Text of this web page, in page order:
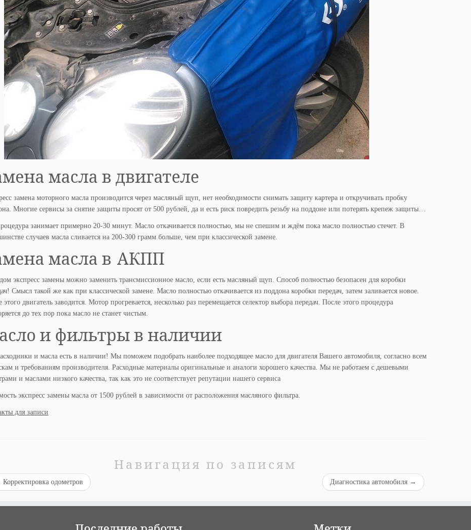
масла в двигателе
замена моторного масла производится через масляный щуп, нет необходимости снимать защиту картера и откручивать пробку
Многие сервисы за снятие защиты просят от 500 рублей, да и есть риск повредить резьбу на поддоне или потерять крепеж защиты…
занимает примерно 20-30 минут. Масло откачивается полностью, мы не спешим и ждём пока масло полностью стечет. В
случаев масла сливается на 200-300 грамм больше, чем при классической замене.
масла в АКПП
экспресс замены можно заменить трансмиссионное масло, если есть масляный щуп. Способ полностью безопасен для коробки
Смысл такой же как при классической замене. Масло полностью откачивается из поддона коробки передач, затем заливается новое.
этого двигатель заводится. Мотор прогревается, несколько раз перемещается селектор выбора передач. После этого процедура
до тех пор пока масло не станет чистым.
и фильтры в наличии
и масла есть в наличии! Мы поможем подобрать наиболее подходящее масло для двигателя Вашего автомобиля, согласно всем
и требованиям производителя. Расходные материалы оригинальные и аналоги хорошего качества. Мы не работаем с дешевыми
и маслами низкого качества, так как это не соответствует репутации нашего сервиса
экспресс замены масла от 1500 рублей в зависимости от расположения масляного фильтра.
для записи
Навигация по записям
Корректировка одометров Диагностика автомобиля →